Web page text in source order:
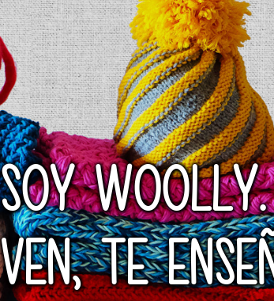
SOY WOOLLY.
VEN, TE